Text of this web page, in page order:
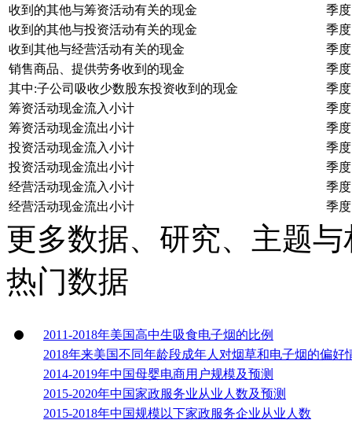
收到的其他与筹资活动有关的现金
季度
收到的其他与投资活动有关的现金
季度
收到其他与经营活动有关的现金
季度
销售商品、提供劳务收到的现金
季度
其中:子公司吸收少数股东投资收到的现金
季度
筹资活动现金流入小计
季度
筹资活动现金流出小计
季度
投资活动现金流入小计
季度
投资活动现金流出小计
季度
经营活动现金流入小计
季度
经营活动现金流出小计
季度
更多数据、研究、主题
热门数据
2011-2018年美国高中生吸食电子烟的比例
2018年来美国不同年龄段成年人对烟草和电子烟的偏好
2014-2019年中国母婴电商用户规模及预测
2015-2020年中国家政服务业从业人数及预测
2015-2018年中国规模以下家政服务企业从业人数